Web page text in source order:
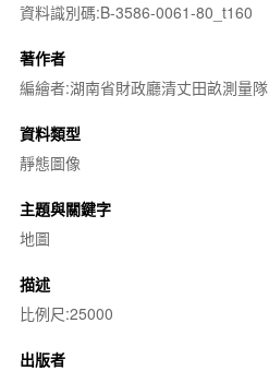
資料識別碼:B-3586-0061-80_t160
著作者
編繪者:湖南省財政廳清丈田畝測量隊
資料類型
靜態圖像
主題與關鍵字
地圖
描述
比例尺:25000
出版者